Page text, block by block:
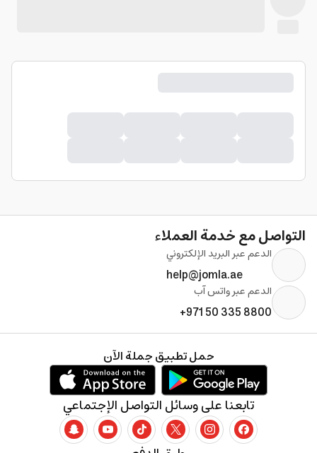
التواصل مع خدمة العملاء
الدعم عبر البريد الإلكتروني
help@jomla.ae
الدعم عبر واتس آب
+971 50 335 8800
تابعنا على وسائل التواصل الإجتماعي
حمل تطبيق جملة الآن